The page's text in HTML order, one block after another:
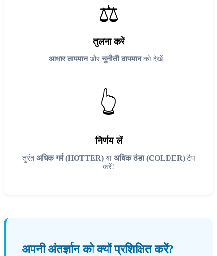
⚖️
तुलना करें
आधार तापमानऔरचुनौती तापमानको देखें।
👆
निर्णय लें
तुरंतअधिक गर्म (HOTTER)या अधिक ठंडा (COLDER)टैप
करें!
अपनी अंतर्ज्ञान को क्यों प्रशिक्षित करें?